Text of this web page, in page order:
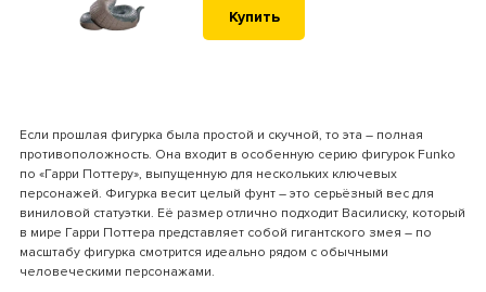
Купить
Если прошлая фигурка была простой и скучной, то эта – полная
противоположность. Она входит в особенную серию фигурок Funko
по «Гарри Поттеру», выпущенную для нескольких ключевых
персонажей. Фигурка весит целый фунт – это серьёзный вес для
виниловой статуэтки. Её размер отлично подходит Василиску, который
в мире Гарри Поттера представляет собой гигантского змея – по
масштабу фигурка смотрится идеально рядом с обычными
человеческими персонажами.